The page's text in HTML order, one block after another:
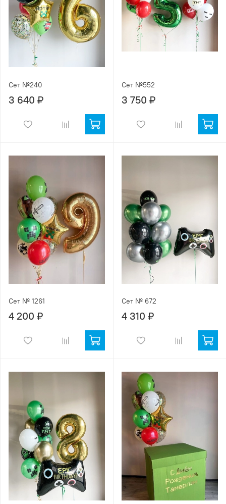
Сет №240
3 640 ₽
Сет №552
3 750 ₽
Сет № 1261
4 200 ₽
Сет № 672
4 310 ₽